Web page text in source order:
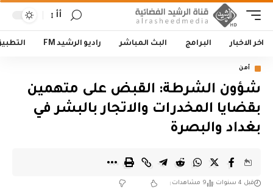
أأ
اخر الاخبار البرامج البث المباشر راديو الرشيد FM
أمن
شؤون الشرطة: القبض على متهمين
بقضايا المخدرات والاتجار بالبشر في
بغداد والبصرة
قبل 4 سنوات 9 مشاهدات